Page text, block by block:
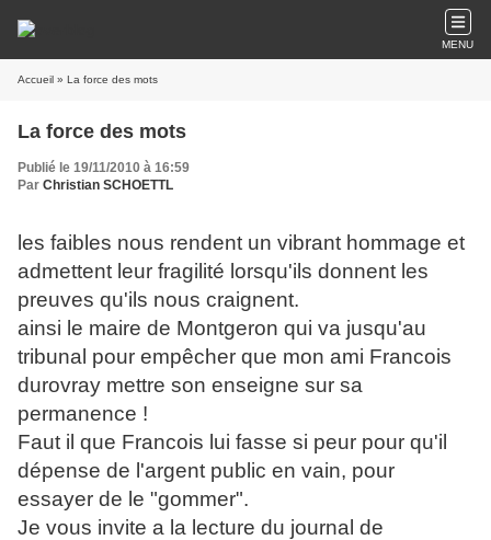
MENU
Accueil » La force des mots
La force des mots
Publié le 19/11/2010 à 16:59
Par Christian SCHOETTL
les faibles nous rendent un vibrant hommage et
admettent leur fragilité lorsqu'ils donnent les
preuves qu'ils nous craignent.
ainsi le maire de Montgeron qui va jusqu'au
tribunal pour empêcher que mon ami Francois
durovray mettre son enseigne sur sa
permanence !
Faut il que Francois lui fasse si peur pour qu'il
dépense de l'argent public en vain, pour
essayer de le "gommer".
Je vous invite a la lecture du journal de